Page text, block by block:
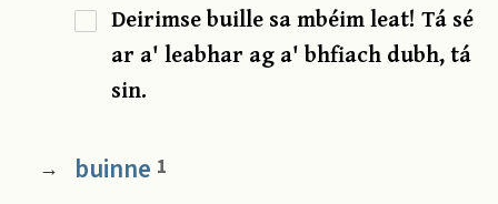
Deirimse buille sa mbéim leat! Tá sé
ar a' leabhar ag a' bhfiach dubh, tá
sin.
→ buinne 1